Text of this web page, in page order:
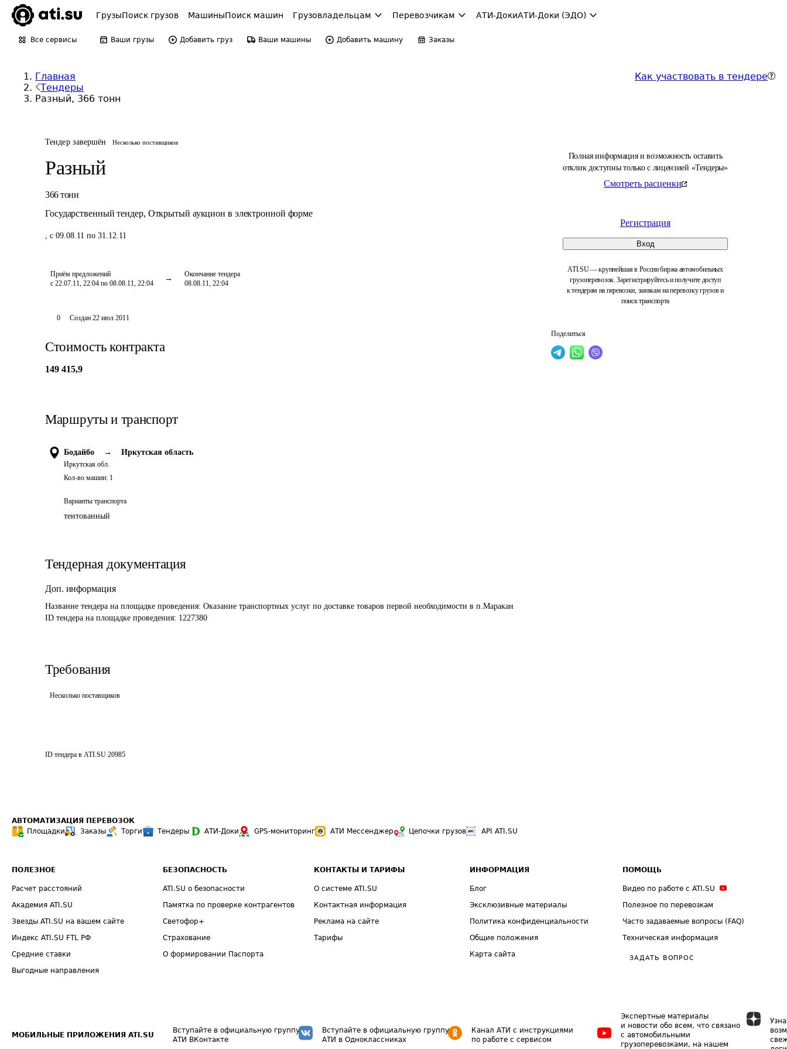
ГрузыПоиск грузов МашиныПоиск машин Грузовладельцам Перевозчикам АТИ-ДокиАТИ-Доки (ЭДО)
Все сервисы Ваши грузы Добавить груз Ваши машины Добавить машину Заказы
Главная
Тендеры
Разный, 366 тонн
Как участвовать в тендере
Тендер завершён Несколько поставщиков
Разный
366 тонн
Государственный тендер, Открытый аукцион в электронной форме
, с 09.08.11 по 31.12.11
Приём предложений
с 22.07.11, 22:04 по 08.08.11, 22:04
Окончание тендера
08.08.11, 22:04
Полная информация и возможность оставить
отклик доступны только с лицензией «Тендеры»
Смотреть расценки
Регистрация
Вход
ATI.SU — крупнейшая в России биржа автомобильных
грузоперевозок. Зарегистрируйтесь и получите доступ
к тендерам на перевозки, заявкам на перевозку грузов и
поиск транспорта
Поделиться
0 Создан 22 июл 2011
Стоимость контракта
149 415,9
Маршруты и транспорт
Бодайбо →
Иркутская обл.
Иркутская область
Кол-во машин: 1
Варианты транспорта
тентованный
Тендерная документация
Доп. информация
Название тендера на площадке проведения: Оказание транспортных услуг по доставке товаров первой необходимости в п.Маракан
ID тендера на площадке проведения: 1227380
Требования
Несколько поставщиков
ID тендера в ATI.SU 20985
АВТОМАТИЗАЦИЯ ПЕРЕВОЗОК
Площадки
Заказы Торги Тендеры АТИ-Доки GPS-мониторинг АТИ Мессенджер Цепочки грузов API ATI.SU
ПОЛЕЗНОЕ
Расчет расстояний
Академия ATI.SU
Звезды ATI.SU на вашем сайте
Индекс ATI.SU FTL РФ
Средние ставки
Выгодные направления
БЕЗОПАСНОСТЬ
ATI.SU о безопасности
Памятка по проверке контрагентов
Светофор+
Страхование
О формировании Паспорта
КОНТАКТЫ И ТАРИФЫ
О системе ATI.SU
Контактная информация
Реклама на сайте
Тарифы
ИНФОРМАЦИЯ
Блог
Эксклюзивные материалы
Политика конфиденциальности
Общие положения
Карта сайта
ПОМОЩЬ
Видео по работе с ATI.SU
Полезное по перевозкам
Часто задаваемые вопросы (FAQ)
Техническая информация
ЗАДАТЬ ВОПРОС
МОБИЛЬНЫЕ ПРИЛОЖЕНИЯ ATI.SU
Вступайте в официальную группу
АТИ ВКонтакте
Вступайте в официальную группу
АТИ в Одноклассниках
Канал АТИ с инструкциями
по работе с сервисом
Экспертные материалы
и новости обо всем, что связано
с автомобильными
грузоперевозками, на нашем